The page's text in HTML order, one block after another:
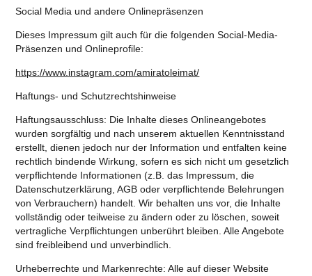
Social Media und andere Onlinepräsenzen
Dieses Impressum gilt auch für die folgenden Social-Media-
Präsenzen und Onlineprofile:
https://www.instagram.com/amiratoleimat/
Haftungs- und Schutzrechtshinweise
Haftungsausschluss: Die Inhalte dieses Onlineangebotes
wurden sorgfältig und nach unserem aktuellen Kenntnisstand
erstellt, dienen jedoch nur der Information und entfalten keine
rechtlich bindende Wirkung, sofern es sich nicht um gesetzlich
verpflichtende Informationen (z.B. das Impressum, die
Datenschutzerklärung, AGB oder verpflichtende Belehrungen
von Verbrauchern) handelt. Wir behalten uns vor, die Inhalte
vollständig oder teilweise zu ändern oder zu löschen, soweit
vertragliche Verpflichtungen unberührt bleiben. Alle Angebote
sind freibleibend und unverbindlich.
Urheberrechte und Markenrechte: Alle auf dieser Website